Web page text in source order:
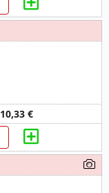
10,33 €